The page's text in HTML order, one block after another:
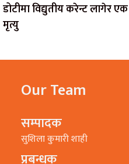
डोटीमा विद्युतीय करेन्ट लागेर
मृत्यु
Our Team
सम्पादक
सुशिला कुमारी शाही